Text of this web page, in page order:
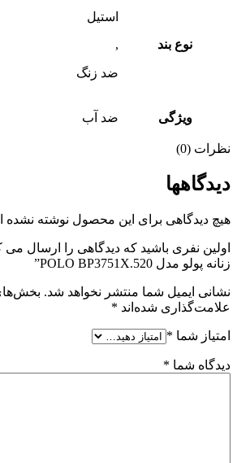
نوع بند
استیل
,
ضد زنگ
ویژگی ضد آب
نظرات (0)
دیدگاهها
هیچ دیدگاهی برای این محصول نوشته
اولین نفری باشید که دیدگاهی را ارسال
زنانه پولو مدل POLO BP3751X.520”
نشانی ایمیل شما منتشر نخواهد شد.
علامت‌گذاری شده‌اند *
امتیاز شما *
دیدگاه شما *